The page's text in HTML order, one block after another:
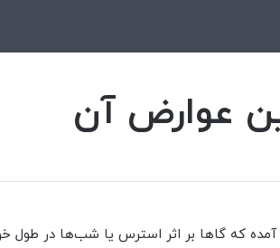
عوارض آن
که گاها بر اثر استرس یا شب‌ها در طول